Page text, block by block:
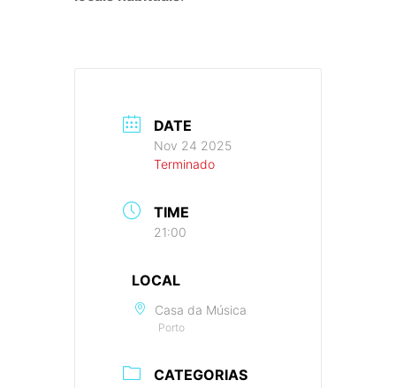
DATE
Nov 24 2025
Terminado
TIME
21:00
LOCAL
Casa da Música
Porto
CATEGORIAS